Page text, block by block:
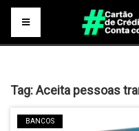
Tag:Aceita pessoas
BANCOS